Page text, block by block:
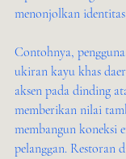
menonjolkan
Contohnya,
ukiran kayu khas
aksen pada dinding
memberikan nilai
membangun koneksi
pelanggan. Restoran